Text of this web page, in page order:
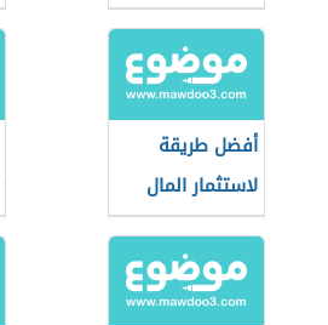
أفضل طريقة
لاستثمار المال